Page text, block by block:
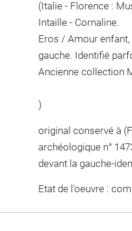
(Italie - Florence :
Intaille - Cornaline.
Eros / Amour enfant,
gauche. Identifié
Ancienne collection
)
original conservé à
archéologique n°
devant la gauche-
Etat de l'oeuvre :